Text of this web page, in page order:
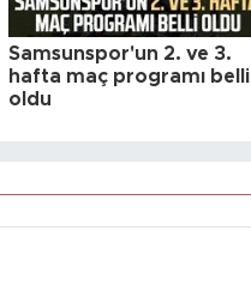
Samsunspor'un 2. ve 3.
hafta maç programı belli
oldu